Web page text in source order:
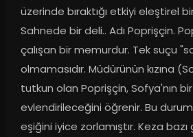
üzerinde bıraktığı etkiyi eleştirel
Sahnede bir deli.. Adı Poprişçin.
çalışan bir memurdur. Tek suçu
olmamasıdır. Müdürünün kızına
tutkun olan Poprişçin, Sofya'nın
evlendirileceğini öğrenir. Bu
eşiğini iyice zorlamıştır. Keza